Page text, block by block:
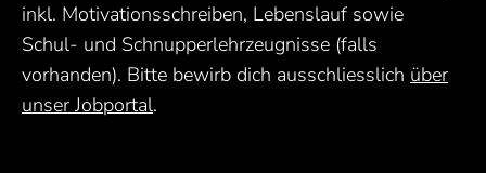
inkl. Motivationsschreiben, Lebenslauf sowie
Schul- und Schnupperlehrzeugnisse (falls
vorhanden). Bitte bewirb dich ausschliesslich über
unser Jobportal.